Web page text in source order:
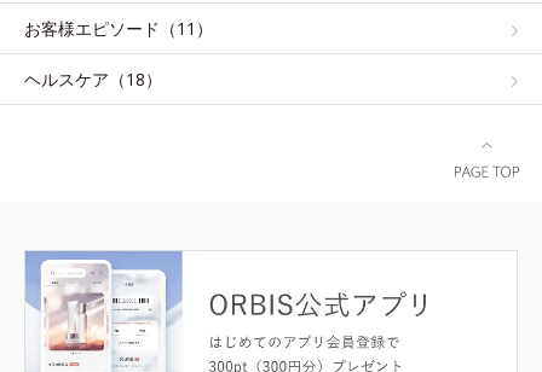
お客様エピソード（11）
ヘルスケア（18）